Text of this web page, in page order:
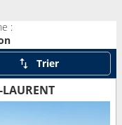
:
Trier